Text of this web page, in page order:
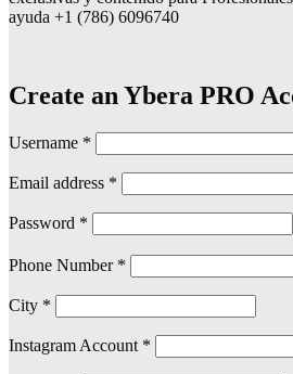
ayuda +1 (786) 6096740
Create an Ybera PRO
Username *
Email address *
Password *
Phone Number *
City *
Instagram Account *